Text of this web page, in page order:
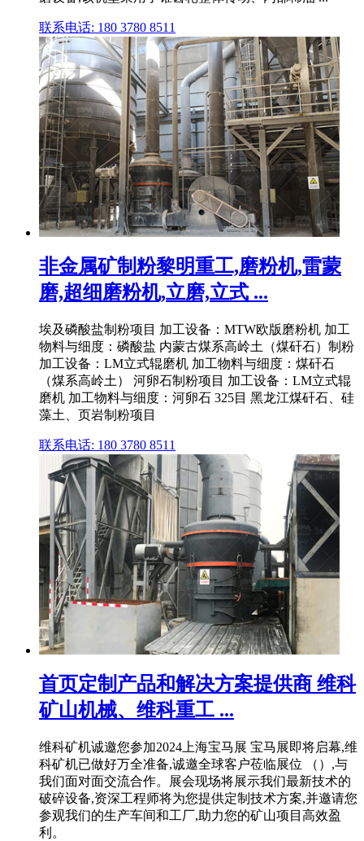
联系电话: 180 3780 8511
非金属矿制粉黎明重工,磨粉机,雷蒙
磨,超细磨粉机,立磨,立式 ...
埃及磷酸盐制粉项目 加工设备：MTW欧版磨粉机 加工
物料与细度：磷酸盐 内蒙古煤系高岭土（煤矸石）制粉
加工设备：LM立式辊磨机 加工物料与细度：煤矸石
（煤系高岭土） 河卵石制粉项目 加工设备：LM立式辊
磨机 加工物料与细度：河卵石 325目 黑龙江煤矸石、硅
藻土、页岩制粉项目
联系电话: 180 3780 8511
首页定制产品和解决方案提供商 维科
矿山机械、维科重工 ...
维科矿机诚邀您参加2024上海宝马展 宝马展即将启幕,维
科矿机已做好万全准备,诚邀全球客户莅临展位 （）,与
我们面对面交流合作。展会现场将展示我们最新技术的
破碎设备,资深工程师将为您提供定制技术方案,并邀请您
参观我们的生产车间和工厂,助力您的矿山项目高效盈
利。